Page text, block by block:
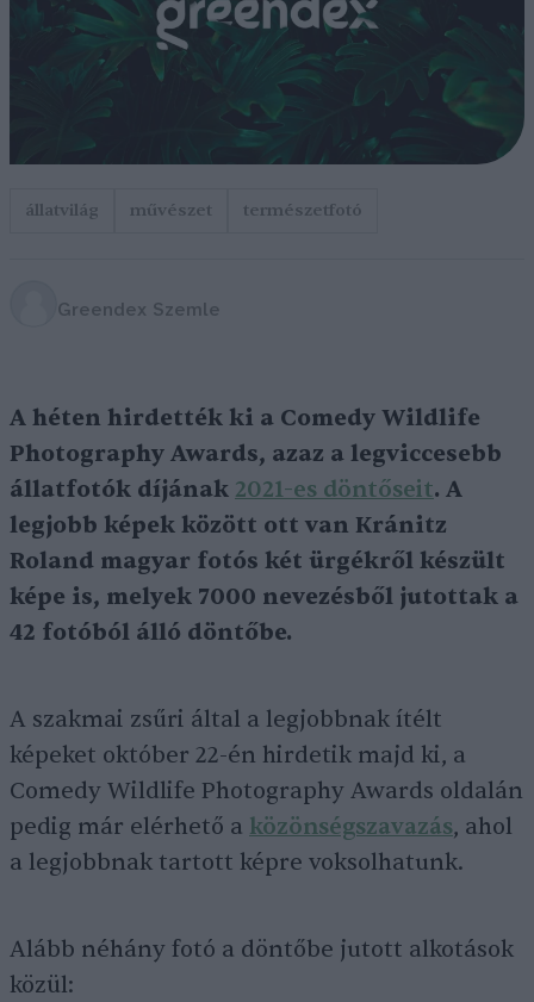
állatvilág művészet természetfotó
Greendex Szemle
A héten hirdették ki a Comedy Wildlife
Photography Awards, azaz a legviccesebb
állatfotók díjának 2021-es döntőseit. A
legjobb képek között ott van Kránitz
Roland magyar fotós két ürgékről készült
képe is, melyek 7000 nevezésből jutottak a
42 fotóból álló döntőbe.
A szakmai zsűri által a legjobbnak ítélt
képeket október 22-én hirdetik majd ki, a
Comedy Wildlife Photography Awards oldalán
pedig már elérhető a közönségszavazás, ahol
a legjobbnak tartott képre voksolhatunk.
Alább néhány fotó a döntőbe jutott alkotások
közül: